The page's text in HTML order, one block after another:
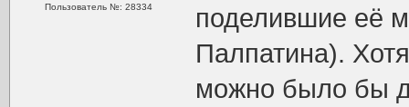
Пользователь №: 28334
поделившие её
Палпатина).
можно было бы